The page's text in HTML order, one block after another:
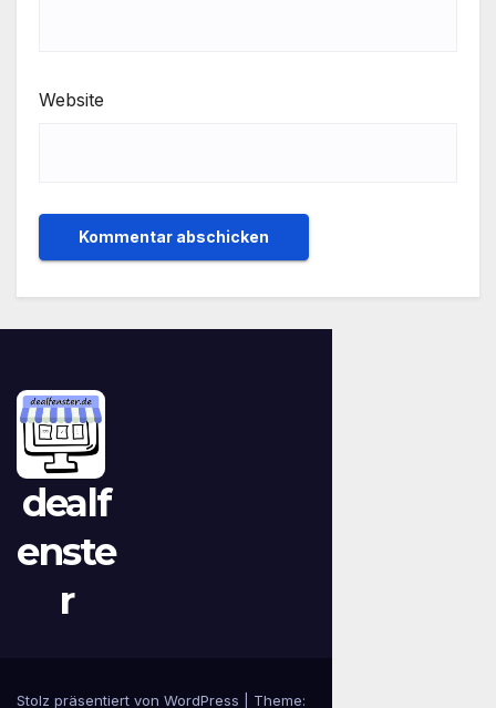
Website
dealf
enste
r
Stolz präsentiert von WordPress Theme: